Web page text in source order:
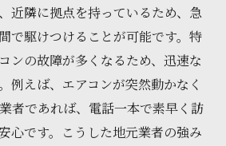
近隣に拠点を持っているため、急
で駆けつけることが可能です。特
ンの故障が多くなるため、迅速な
例えば、エアコンが突然動かなく
者であれば、電話一本で素早く訪
心です。こうした地元業者の強み